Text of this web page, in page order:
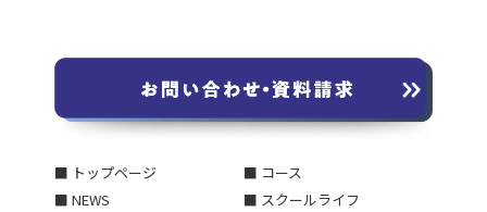
■ トップページ
■ NEWS
■ コース
■ スクールライフ